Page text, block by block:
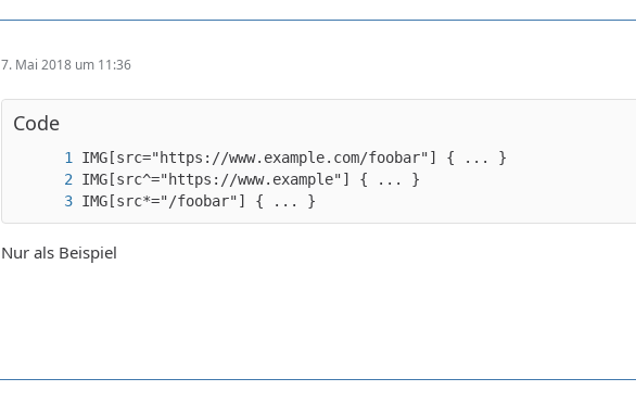
7. Mai 2018 um 11:36
Code
IMG[src*="/foobar"] { ... }
Nur als Beispiel